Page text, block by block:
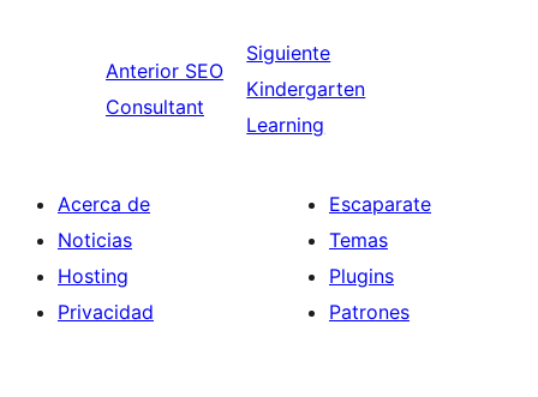
Anterior SEO
Consultant
Siguiente
Kindergarten
Learning
Acerca de
Noticias
Hosting
Privacidad
Escaparate
Temas
Plugins
Patrones